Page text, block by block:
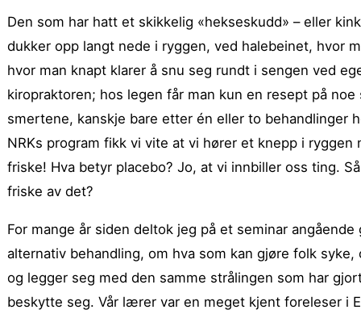
Den som har hatt et skikkelig «hekseskudd» – eller
dukker opp langt nede i ryggen, ved halebeinet, hvor
hvor man knapt klarer å snu seg rundt i sengen ved
kiropraktoren; hos legen får man kun en resept på
smertene, kanskje bare etter én eller to behandlinger
NRKs program fikk vi vite at vi hører et knepp i
friske! Hva betyr placebo? Jo, at vi innbiller oss ting.
friske av det?
For mange år siden deltok jeg på et seminar
alternativ behandling, om hva som kan gjøre folk
og legger seg med den samme strålingen som har
beskytte seg. Vår lærer var en meget kjent foreleser i